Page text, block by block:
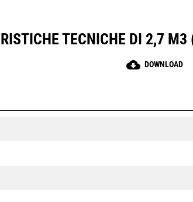
TECNICHE DI 2,7
cloud_download DOWNLOAD